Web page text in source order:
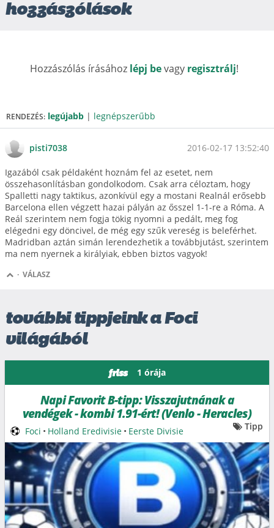
hozzászólások
Hozzászólás írásához lépj bevagy regisztrálj!
RENDEZÉS: legújabb | legnépszerűbb
pisti7038 2016-02-17 13:52:40
Igazából csak példaként hoznám fel az esetet, nem
összehasonlításban gondolkodom. Csak arra céloztam, hogy
Spalletti nagy taktikus, azonkívül egy a mostani Realnál erősebb
Barcelona ellen végzett hazai pályán az ősszel 1-1-re a Róma. A
Reál szerintem nem fogja tökig nyomni a pedált, meg fog
elégedni egy döncivel, de még egy szűk vereség is beleférhet.
Madridban aztán simán lerendezhetik a továbbjutást, szerintem
ma nem nyernek a királyiak, ebben biztos vagyok!
· VÁLASZ
további tippjeink a Foci
világából
friss 1 órája
Napi Favorit B-tipp: Visszajutnának a
vendégek - kombi 1.91-ért! (Venlo - Heracles)
Foci • Holland Eredivisie • Eerste Divisie Tipp